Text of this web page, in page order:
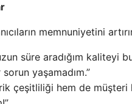
memnuniyetini
süre aradığım kaliteyi
yaşamadım.”
çeşitliliği hem de müşteri